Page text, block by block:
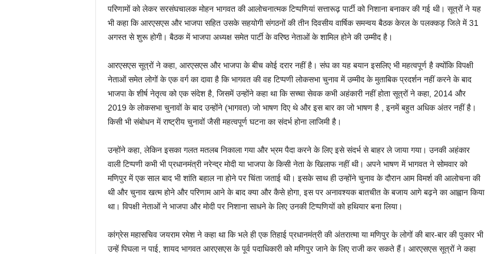
परिणामों को लेकर सरसंघचालक मोहन भागवत की आलोचनात्मक टिप्पणियां सत्तारूढ़ पार्टी को निशाना बनाकर की गई थी। सूत्रों ने यह
भी कहा कि आरएसएस और भाजपा सहित उसके सहयोगी संगठनों की तीन दिवसीय वार्षिक समन्वय बैठक केरल के पलक्कड़ जिले में 31
अगस्त से शुरू होगी। बैठक में भाजपा अध्यक्ष समेत पार्टी के वरिष्ठ नेताओं के शामिल होने की उम्मीद है।
आरएसएस सूत्रों ने कहा, आरएसएस और भाजपा के बीच कोई दरार नहीं है। संघ का यह बयान इसलिए भी महत्वपूर्ण है क्योंकि विपक्षी
नेताओं समेत लोगों के एक वर्ग का दावा है कि भागवत की वह टिप्पणी लोकसभा चुनाव में उम्मीद के मुताबिक प्रदर्शन नहीं करने के बाद
भाजपा के शीर्ष नेतृत्व को एक संदेश है, जिसमें उन्होंने कहा था कि सच्चा सेवक कभी अहंकारी नहीं होता सूत्रों ने कहा, 2014 और
2019 के लोकसभा चुनावों के बाद उन्होंने (भागवत) जो भाषण दिए थे और इस बार का जो भाषण है , इनमें बहुत अधिक अंतर नहीं है।
किसी भी संबोधन में राष्ट्रीय चुनावों जैसी महत्वपूर्ण घटना का संदर्भ होना लाजिमी है।
उन्होंने कहा, लेकिन इसका गलत मतलब निकाला गया और भ्रम पैदा करने के लिए इसे संदर्भ से बाहर ले जाया गया। उनकी अहंकार
वाली टिप्पणी कभी भी प्रधानमंत्री नरेन्द्र मोदी या भाजपा के किसी नेता के खिलाफ नहीं थी। अपने भाषण में भागवत ने सोमवार को
मणिपुर में एक साल बाद भी शांति बहाल ना होने पर चिंता जताई थी। इसके साथ ही उन्होंने चुनाव के दौरान आम विमर्श की आलोचना की
थी और चुनाव खत्म होने और परिणाम आने के बाद क्या और कैसे होगा, इस पर अनावश्यक बातचीत के बजाय आगे बढ़ने का आह्वान किया
था। विपक्षी नेताओं ने भाजपा और मोदी पर निशाना साधने के लिए उनकी टिप्पणियों को हथियार बना लिया।
कांग्रेस महासचिव जयराम रमेश ने कहा था कि भले ही एक तिहाई प्रधानमंत्री की अंतरात्मा या मणिपुर के लोगों की बार-बार की पुकार भी
उन्हें पिघला न पाई, शायद भागवत आरएसएस के पूर्व पदाधिकारी को मणिपुर जाने के लिए राजी कर सकते हैं। आरएसएस सूत्रों ने कहा